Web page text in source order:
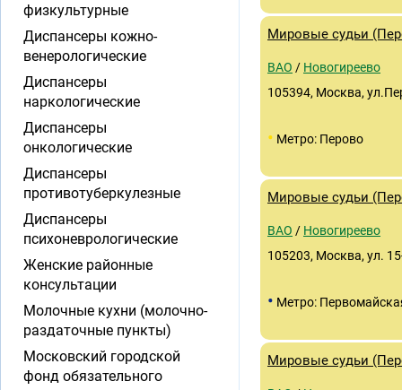
Мировые судьи
ВАО / Новогиреево
105394, Москва,
• Метро: Перово
Мировые судьи
ВАО / Новогиреево
105203, Москва, ул.
• Метро:
Мировые судьи
физкультурные
Диспансеры кожно-
венерологические
Диспансеры
наркологические
Диспансеры
онкологические
Диспансеры
противотуберкулезные
Диспансеры
психоневрологические
Женские районные
консультации
Молочные кухни (молочно-
раздаточные пункты)
Московский городской
фонд обязательного